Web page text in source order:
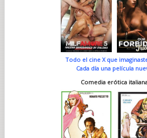
Todo el cine X que
Cada día una película
Comedia erótica